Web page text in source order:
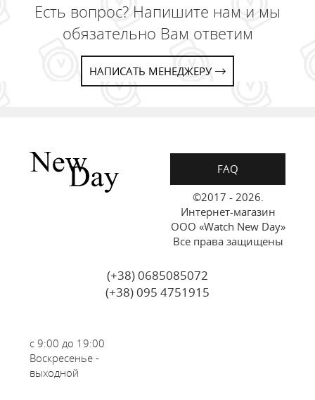
Есть вопрос? Напишите нам и мы
обязательно Вам ответим
НАПИСАТЬ МЕНЕДЖЕРУ
FAQ
©2017 - 2026.
Интернет-магазин
ООО «Watch New Day»
Все права защищены
(+38) 0685085072
(+38) 095 4751915
с 9:00 до 19:00
Воскресенье -
выходной